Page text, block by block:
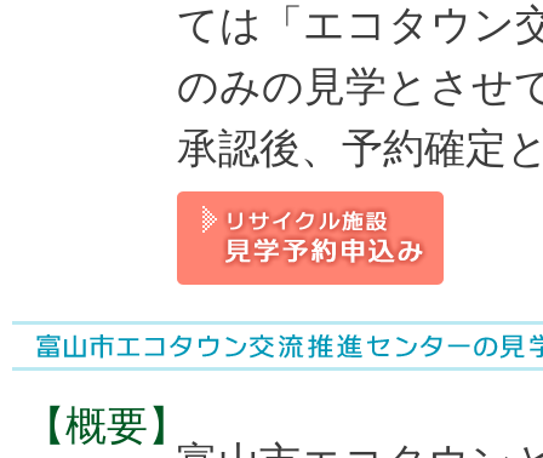
ては「エコタウン
のみの見学とさせ
承認後、予約確定
【概要】